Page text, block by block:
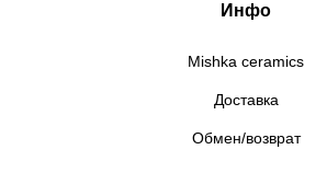
Инфо
Mishka ceramics
Доставка
Обмен/возврат